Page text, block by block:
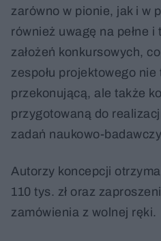
zarówno w pionie, jak i w
również uwagę na pełne
założeń konkursowych,
zespołu projektowego
przekonującą, ale także
przygotowaną do
zadań naukowo-
Autorzy koncepcji
110 tys. zł oraz
zamówienia z wolnej ręki.